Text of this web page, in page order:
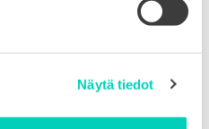
Näytä tiedot